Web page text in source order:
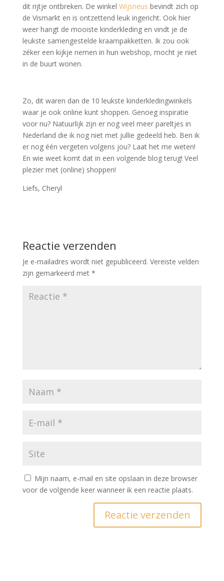
dit rijtje ontbreken. De winkel Wijsneus bevindt zich op
de Vismarkt en is ontzettend leuk ingericht. Ook hier
weer hangt de mooiste kinderkleding en vindt je de
leukste samengestelde kraampakketten. Ik zou ook
zéker een kijkje nemen in hun webshop, mocht je niet
in de buurt wonen.
Zo, dit waren dan de 10 leukste kinderkledingwinkels
waar je ook online kunt shoppen. Genoeg inspiratie
voor nu? Natuurlijk zijn er nog veel meer pareltjes in
Nederland die ik nog niet met jullie gedeeld heb. Ben ik
er nog één vergeten volgens jou? Laat het me weten!
En wie weet komt dat in een volgende blog terug! Veel
plezier met (online) shoppen!
Liefs, Cheryl
Reactie verzenden
Je e-mailadres wordt niet gepubliceerd. Vereiste velden
zijn gemarkeerd met *
Mijn naam, e-mail en site opslaan in deze browser
voor de volgende keer wanneer ik een reactie plaats.